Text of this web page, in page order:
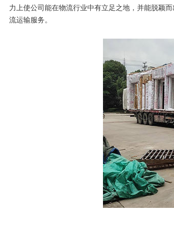
力上使公司能在物流行业中有立足之地，并能脱颖
流运输服务。